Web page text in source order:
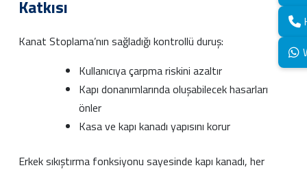
Katkısı
Kanat Stoplama’nın sağladığı kontrollü duruş:
Kullanıcıya çarpma riskini azaltır
Kapı donanımlarında oluşabilecek hasarları
önler
Kasa ve kapı kanadı yapısını korur
Erkek sıkıştırma fonksiyonu sayesinde kapı kanadı, her